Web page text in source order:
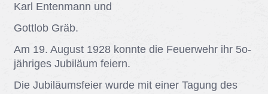
Karl En­ten­mann und
Gott­lob Gräb.
Am 19. Au­gust 1928 konn­te die Feu­er­wehr ihr 5o-
jäh­ri­ges Ju­bi­lä­um fei­ern.
Die Ju­bi­lä­ums­fei­er wur­de mit ei­ner Ta­gung des